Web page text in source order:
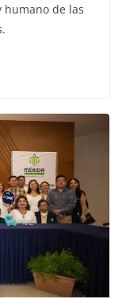
humano de las